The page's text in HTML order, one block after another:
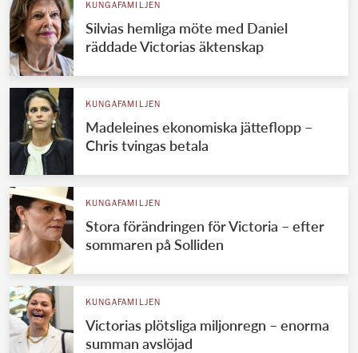
KUNGAFAMILJEN
Silvias hemliga möte med Daniel
räddade Victorias äktenskap
KUNGAFAMILJEN
Madeleines ekonomiska jätteflopp –
Chris tvingas betala
KUNGAFAMILJEN
Stora förändringen för Victoria – efter
sommaren på Solliden
KUNGAFAMILJEN
Victorias plötsliga miljonregn – enorma
summan avslöjad